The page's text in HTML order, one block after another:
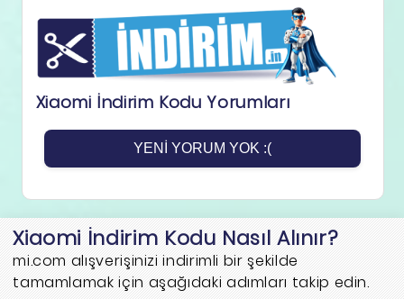
Xiaomi İndirim Kodu Yorumları
YENI YORUM YOK :(
Xiaomi İndirim Kodu Nasıl Alınır?
mi.com alışverişinizi indirimli bir şekilde
tamamlamak için aşağıdaki adımları takip edin.